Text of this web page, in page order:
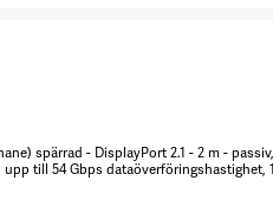
spärrad - DisplayPort 2.1 - 2 m -
upp till 54 Gbps dataöverföringshastighet,